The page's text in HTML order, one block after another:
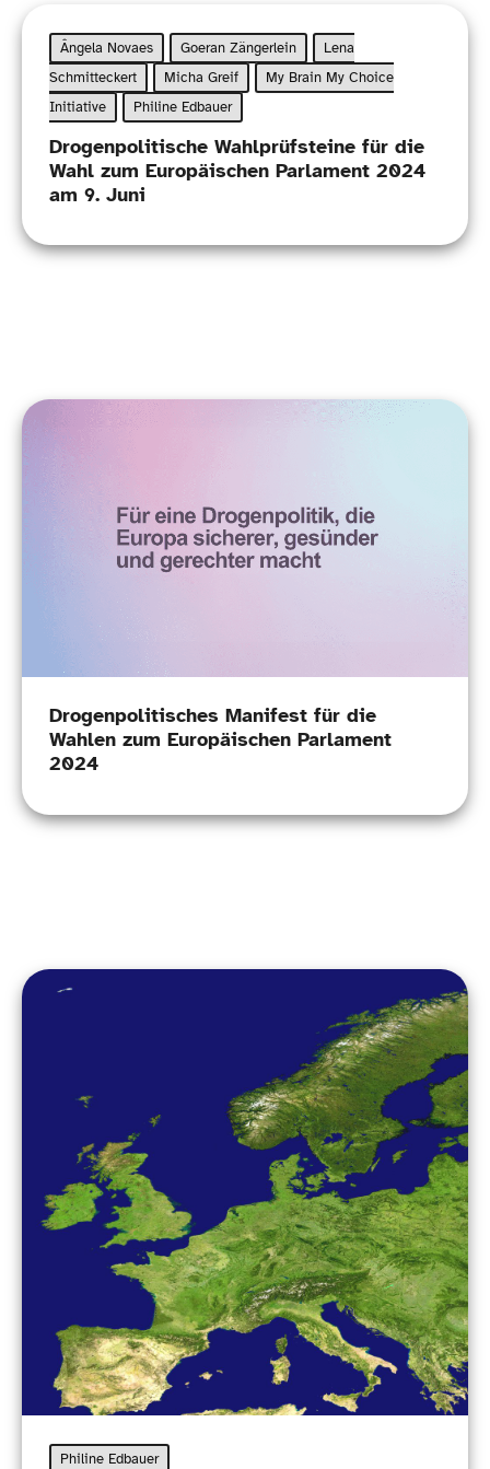
Ângela Novaes Goeran Zängerlein
Lena
Schmitteckert
Micha Greif
My Brain My Choice
Initiative
Philine Edbauer
Drogenpolitische Wahlprüfsteine für die
Wahl zum Europäischen Parlament 2024
am 9. Juni
Drogenpolitisches Manifest für die
Wahlen zum Europäischen Parlament
2024
Philine Edbauer